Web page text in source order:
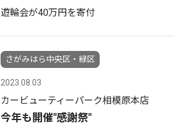
遊輪会が40万円を寄付
さがみはら中央区・緑区
2023.08.03
カービューティーパーク相模原本店
今年も開催"感謝祭"